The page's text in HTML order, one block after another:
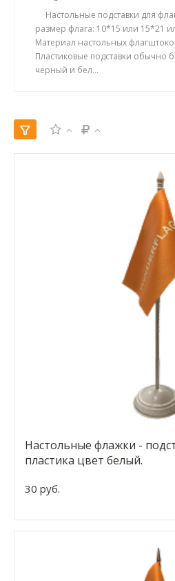
Настольные подставки для
размер флага: 10*15 или 15*21
Материал настольных
Пластиковые подставки обычно
черный и бел...
Настольные флажки -
пластика цвет белый.
30 руб.